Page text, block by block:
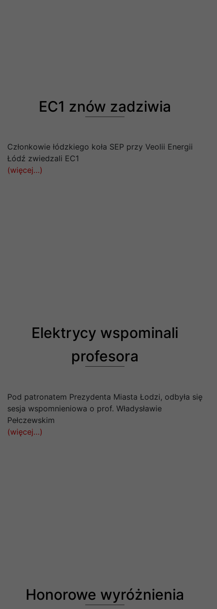
EC1 znów zadziwia
Członkowie łódzkiego koła SEP przy Veolii Energii
Łódź zwiedzali EC1
(więcej…)
Elektrycy wspominali
profesora
Pod patronatem Prezydenta Miasta Łodzi, odbyła się
sesja wspomnieniowa o prof. Władysławie
Pełczewskim
(więcej…)
Honorowe wyróżnienia